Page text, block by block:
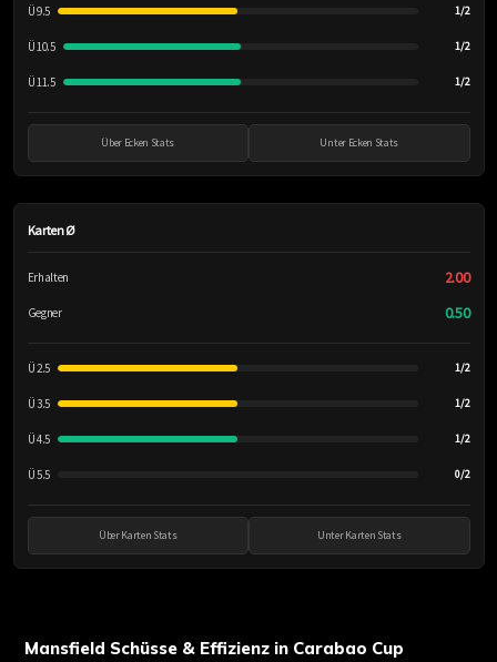
Ü 9.5 1/2
Ü 10.5 1/2
Ü 11.5 1/2
Über Ecken Stats Unter Ecken Stats
Karten Ø
Erhalten 2.00
Gegner 0.50
Ü 2.5 1/2
Ü 3.5 1/2
Ü 4.5 1/2
Ü 5.5 0/2
Über Karten Stats Unter Karten Stats
Mansfield Schüsse & Effizienz in Carabao Cup